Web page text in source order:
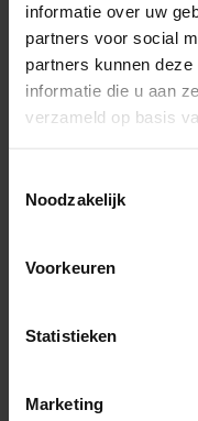
informatie over uw
partners voor social
partners kunnen
informatie die u aan
verzameld op basis
Noodzakelijk
Voorkeuren
Statistieken
Marketing
een aan de
toebehorende
Hoge Raad Updates
17/02985)